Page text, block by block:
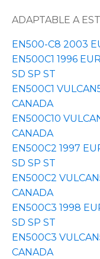
ADAPTABLE A
EN500-C8 2003
EN500C1 1996
SD SP ST
EN500C1
CANADA
EN500C10
CANADA
EN500C2 1997
SD SP ST
EN500C2
CANADA
EN500C3 1998
SD SP ST
EN500C3
CANADA